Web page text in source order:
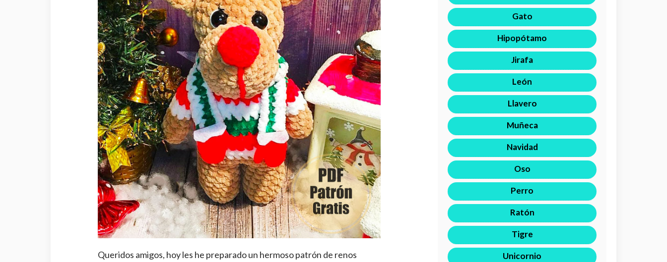
Queridos amigos, hoy les he preparado un hermoso patrón de renos
Gato
Hipopótamo
Jirafa
León
Llavero
Muñeca
Navidad
Oso
Perro
Ratón
Tigre
Unicornio